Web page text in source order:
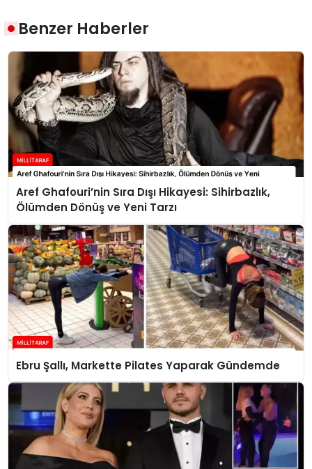
Benzer Haberler
Aref Ghafouri’nin Sıra Dışı Hikayesi: Sihirbazlık,
Ölümden Dönüş ve Yeni Tarzı
Ebru Şallı, Markette Pilates Yaparak Gündemde